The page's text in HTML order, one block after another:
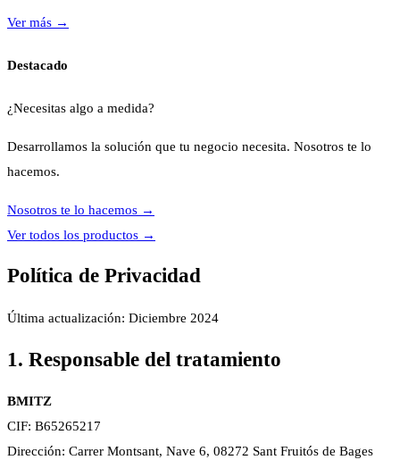
Ver más →
Destacado
¿Necesitas algo a medida?
Desarrollamos la solución que tu negocio necesita. Nosotros te lo
hacemos.
Nosotros te lo hacemos →
Ver todos los productos →
Política de Privacidad
Última actualización: Diciembre 2024
1. Responsable del tratamiento
BMITZ
CIF: B65265217
Dirección: Carrer Montsant, Nave 6, 08272 Sant Fruitós de Bages